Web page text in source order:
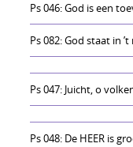
Ps 046: God is een
Ps 082: God staat in
Ps 047: Juicht, o
Ps 048: De HEER is